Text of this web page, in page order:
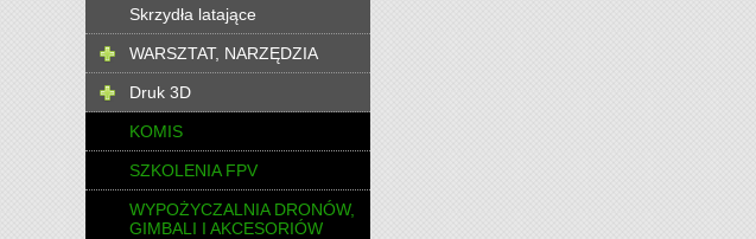
Skrzydła latające
WARSZTAT, NARZĘDZIA
Druk 3D
KOMIS
SZKOLENIA FPV
WYPOŻYCZALNIA DRONÓW,
GIMBALI I AKCESORIÓW